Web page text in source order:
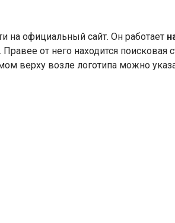
на официальный сайт. Он работает
от него находится
верху возле логотипа можно